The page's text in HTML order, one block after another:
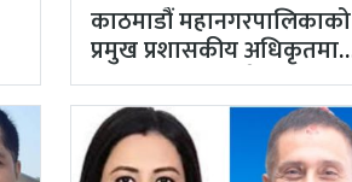
काठमाडौं महानगरपालिकाको
प्रमुख प्रशासकीय अधिकृतमा
अर्याल, सहसचिव केसी
अख्तियारबाट ‘आउट’